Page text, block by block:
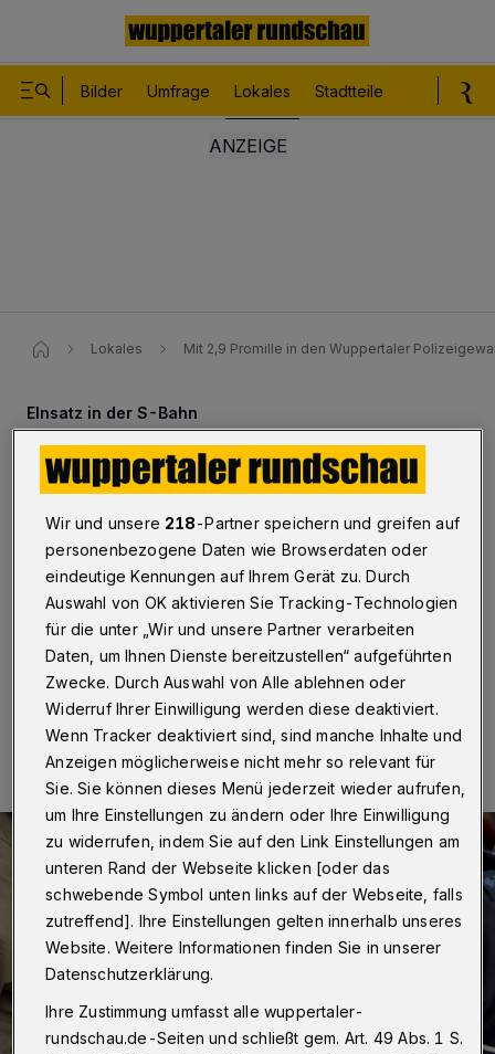
Bilder Umfrage Lokales Stadtteile
Lokales Mit 2,9 Promille in den Wuppertaler
EInsatz in der S-Bahn
Mit 2,9 Promille in den
Polizeigewahrsam
Wuppertal / Düsseldorf·Ein Mann ist am Donnerstag
(8. April 2021) ins Wuppertaler Polizeipräsidium
eingeliefert worden – mit einem Atemalkoholwert von
2,9 Promille.
09.04.2021 , 10:09 Uhr Eine Minute Lesezeit
Wir und unsere 218-Partner speichern und greifen auf
personenbezogene Daten wie Browserdaten oder
eindeutige Kennungen auf Ihrem Gerät zu. Durch
Auswahl von OK aktivieren Sie Tracking-Technologien
für die unter „Wir und unsere Partner verarbeiten
Daten, um Ihnen Dienste bereitzustellen“ aufgeführten
Zwecke. Durch Auswahl von Alle ablehnen oder
Widerruf Ihrer Einwilligung werden diese deaktiviert.
Wenn Tracker deaktiviert sind, sind manche Inhalte und
Anzeigen möglicherweise nicht mehr so relevant für
Sie. Sie können dieses Menü jederzeit wieder aufrufen,
um Ihre Einstellungen zu ändern oder Ihre Einwilligung
zu widerrufen, indem Sie auf den Link Einstellungen am
unteren Rand der Webseite klicken [oder das
schwebende Symbol unten links auf der Webseite, falls
zutreffend]. Ihre Einstellungen gelten innerhalb unseres
Website. Weitere Informationen finden Sie in unserer
Datenschutzerklärung.
Ihre Zustimmung umfasst alle wuppertaler-
rundschau.de-Seiten und schließt gem. Art. 49 Abs. 1 S.